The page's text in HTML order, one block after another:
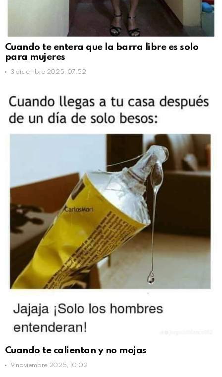
Cuando te entera que la barra libre es solo
para mujeres
3 diciembre 2025, 07:52
Cuando te calientan y no mojas
9 noviembre 2025, 10:02